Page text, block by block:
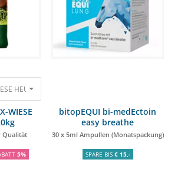
HEUCOBS 20kg Raufutter in bester Qualität
WIESE
Qualität
5%
bitopEQUI bi-medEctoin
easy breathe
30 x 5ml Ampullen (Monatspackung)
SPARE BIS € 15,-